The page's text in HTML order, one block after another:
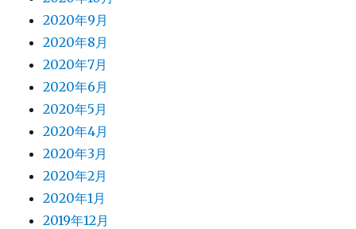
2020年9月
2020年8月
2020年7月
2020年6月
2020年5月
2020年4月
2020年3月
2020年2月
2020年1月
2019年12月